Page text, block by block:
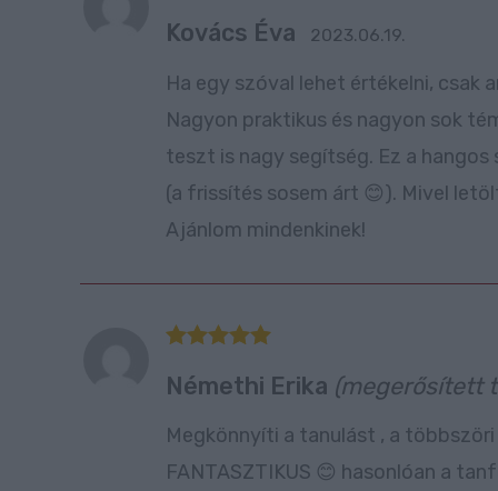
5/ 5
Kovács Éva 2023.06.19.
Ha egy szóval lehet értékelni, csak
Nagyon praktikus és nagyon sok
teszt is nagy segítség. Ez a
(a frissítés sosem árt 😊). Mivel
Ajánlom mindenkinek!
5/ 5
Némethi Erika (megerősített
Megkönnyíti a tanulást , a
FANTASZTIKUS 😊 hasonlóan a